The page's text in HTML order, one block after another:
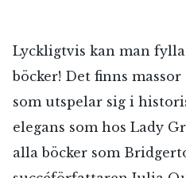
Lyckligtvis kan man
böcker! Det finns
som utspelar sig i
elegans som hos Lady
alla böcker som